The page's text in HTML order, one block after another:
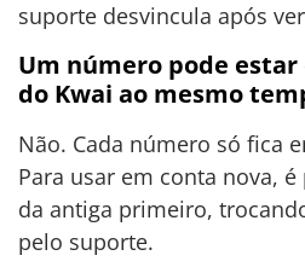
suporte desvincula após
Um número pode
do Kwai ao mesmo
Não. Cada número só fica
Para usar em conta nova,
da antiga primeiro,
pelo suporte.